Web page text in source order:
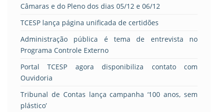
Câmaras e do Pleno dos dias 05/12 e 06/12
TCESP lança página unificada de certidões
Administração pública é tema de entrevista no
Programa Controle Externo
Portal TCESP agora disponibiliza contato com
Ouvidoria
Tribunal de Contas lança campanha ‘100 anos, sem
plástico’